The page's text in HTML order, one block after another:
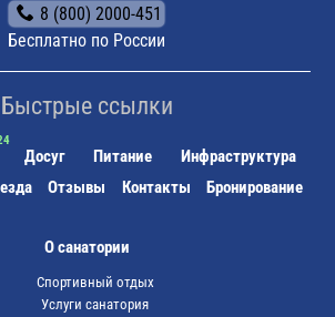
8 (800) 2000-451
Бесплатно по России
Быстрые ссылки
Досуг Питание
Инфраструктура
Отзывы Контакты Бронирование
О санатории
Спортивный отдых
Услуги санатория